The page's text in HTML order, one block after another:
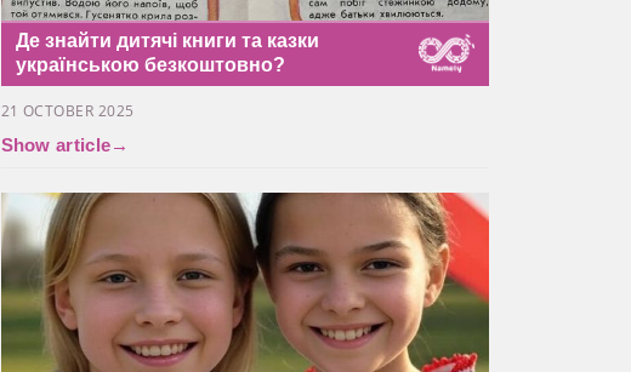
Де знайти дитячі книги та казки
українською безкоштовно?
21 OCTOBER 2025
Show article→